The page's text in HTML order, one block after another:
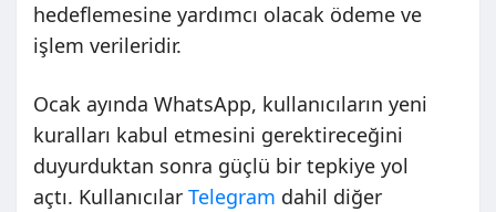
hedeflemesine yardımcı olacak ödeme ve
işlem verileridir.
Ocak ayında WhatsApp, kullanıcıların yeni
kuralları kabul etmesini gerektireceğini
duyurduktan sonra güçlü bir tepkiye yol
açtı. Kullanıcılar Telegram dahil diğer